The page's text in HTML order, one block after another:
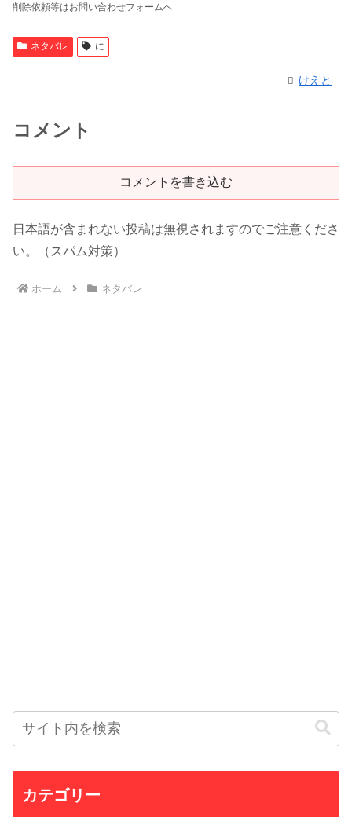
削除依頼等はお問い合わせフォームへ
ネタバレ に
けえと
コメント
コメントを書き込む
日本語が含まれない投稿は無視されますのでご注意くださ
い。（スパム対策）
ホーム ネタバレ
カテゴリー